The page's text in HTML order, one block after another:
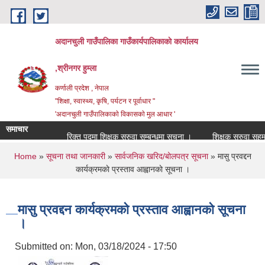
Skip to main content
अदानचुली गाउँपालिका गाउँकार्यपालिकाकाे कार्यालय
,श्रीनगर हुम्ला
कर्णाली प्रदेश , नेपाल
"शिक्षा, स्वास्थ्य, कृषि, पर्यटन र पूर्वाधार "
'अदानचुली गाउँपालिकाकाे विकासकाे मुल आधार '
समाचार
रिक्त पदमा शिक्षक सरुवा सम्बन्धमा सूचना ।
शिक्षक सरुवा
You are here
Home» सूचना तथा जानकारी» सार्वजनिक खरिद/बोलपत्र सूचना» मासु प्रवद्दन
कार्यक्रमकाे प्रस्ताव आह्वानकाे सूचना ।
मासु प्रवद्दन कार्यक्रमकाे प्रस्ताव आह्वानकाे सूचना
।
Submitted on: Mon, 03/18/2024 - 17:50